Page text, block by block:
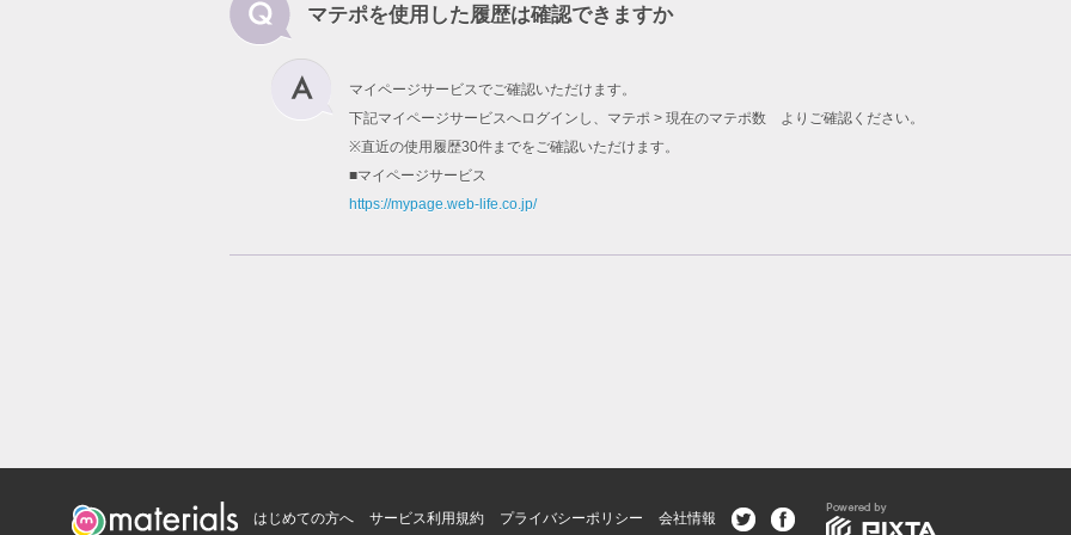
マテポを使用した履歴は確認できますか
マイページサービスでご確認いただけます。
下記マイページサービスへログインし、マテポ > 現在のマテポ数 よりご確認ください。
※直近の使用履歴30件までをご確認いただけます。
■マイページサービス
https://mypage.web-life.co.jp/
はじめての方へ サービス利用規約 プライバシーポリシー 会社情報